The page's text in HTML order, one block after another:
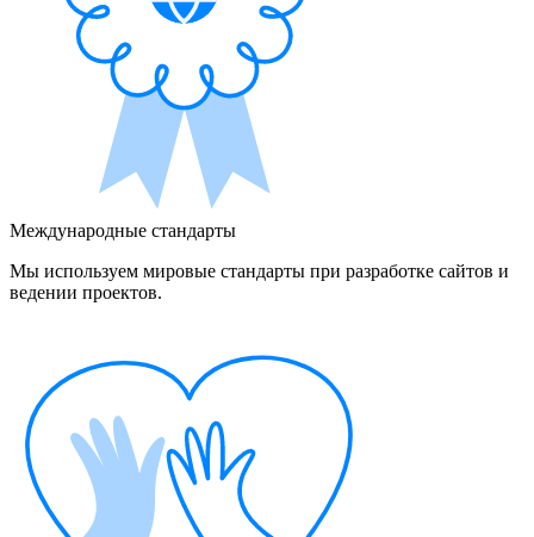
Международные стандарты
Мы используем мировые стандарты при разработке сайтов и
ведении проектов.